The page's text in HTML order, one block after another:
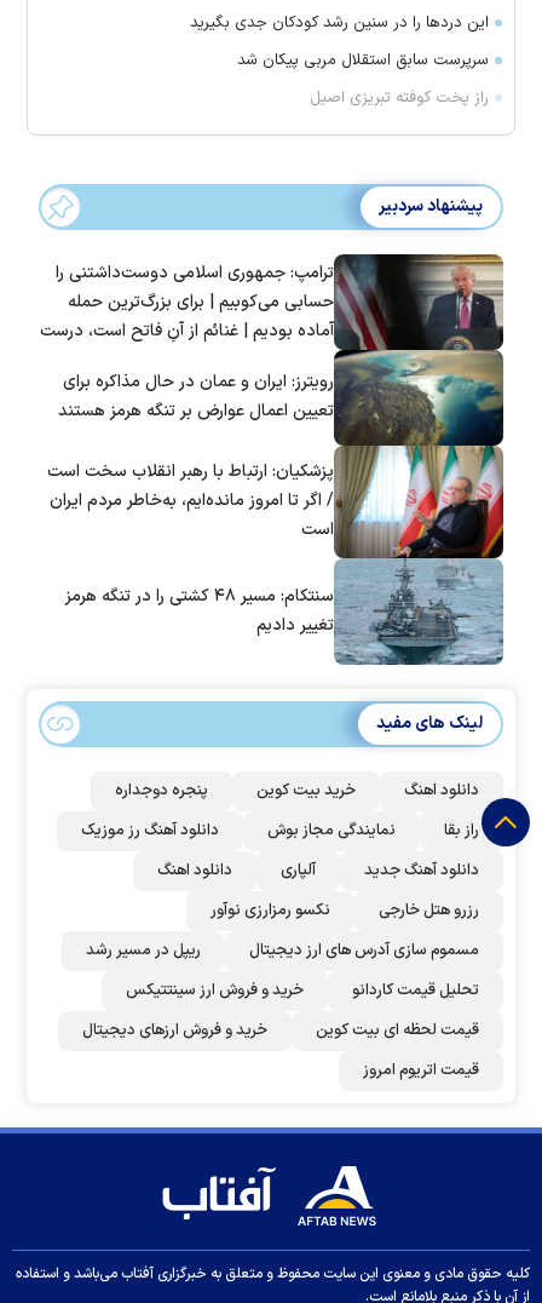
این درد‌ها را در سنین رشد کودکان جدی بگیرید
سرپرست سابق استقلال مربی پیکان شد
راز پخت کوفته تبریزی اصیل
پیشنهاد سردبیر
ترامپ: جمهوری اسلامی دوست‌داشتنی را
حسابی می‌کوبیم | برای بزرگ‌ترین حمله
آماده بودیم | غنائم از آنِ فاتح است، درست
رویترز: ایران و عمان در حال مذاکره برای
تعیین اعمال عوارض بر تنگه هرمز هستند
پزشکیان: ارتباط با رهبر انقلاب سخت است
/ اگر تا امروز مانده‌ایم، به‌خاطر مردم ایران
است
سنتکام: مسیر ۴۸ کشتی را در تنگه هرمز
تغییر دادیم
لینک های مفید
دانلود اهنگ خرید بیت کوین
پنجره دوجداره
راز بقا
نمایندگی مجاز بوش
دانلود آهنگ رز‌ موزیک
دانلود آهنگ جدید
آلپاری
دانلود اهنگ
رزرو هتل خارجی
نکسو رمزارزی نوآور
مسموم سازی آدرس های ارز دیجیتال
ریپل در مسیر رشد
تحلیل قیمت کاردانو
خرید و فروش ارز سینتتیکس
قیمت لحظه ای بیت کوین
خرید و فروش ارزهای دیجیتال
قیمت اتریوم امروز
کلیه حقوق مادی و معنوی این سایت محفوظ و متعلق به خبرگزاری آفتاب می‌باشد و استفاده
از آن با ذکر منبع بلامانع است.